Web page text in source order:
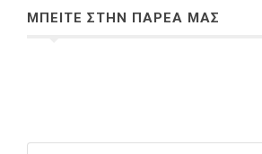
ΜΠΕΙΤΕ ΣΤΗΝ ΠΑΡΕΑ ΜΑΣ